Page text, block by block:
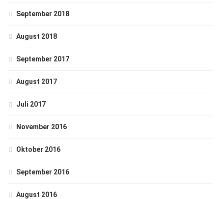
September 2018
August 2018
September 2017
August 2017
Juli 2017
November 2016
Oktober 2016
September 2016
August 2016